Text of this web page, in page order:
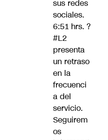
sus redes
sociales.
6:51 hrs. ?
#L2
presenta
un retraso
en la
frecuenci
a del
servicio.
Seguirem
os